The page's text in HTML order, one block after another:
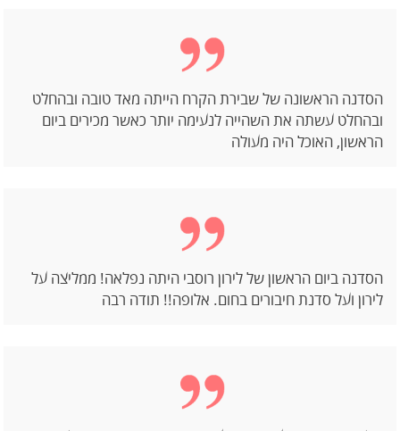
הסדנה הראשונה של שבירת הקרח הייתה מאד טובה ובהחלט
ובהחלט עשתה את השהייה לנעימה יותר כאשר מכירים ביום
הראשון, האוכל היה מעולה
הסדנה ביום הראשון של לירון רוסבי היתה נפלאה! ממליצה על
לירון ועל סדנת חיבורים בחום. אלופה!! תודה רבה